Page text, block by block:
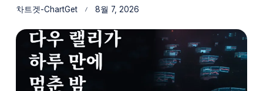
차트겟-ChartGet 8월 7, 2026